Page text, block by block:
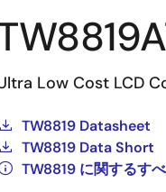
Low Cost LCD
TW8819 Datasheet
TW8819 Data Short
TW8819 に関するす